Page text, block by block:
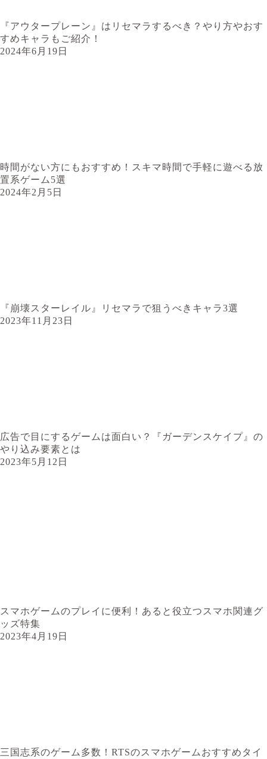
『アウタープレーン』はリセマラするべき？やり方やおす
すめキャラもご紹介！
2024年6月19日
時間がない方にもおすすめ！スキマ時間で手軽に遊べる放
置系ゲーム5選
2024年2月5日
『崩壊スターレイル』リセマラで狙うべきキャラ3選
2023年11月23日
広告で目にするゲームは面白い？『ガーデンスケイプ』の
やり込み要素とは
2023年5月12日
スマホゲームのプレイに便利！あると役立つスマホ関連グ
ッズ特集
2023年4月19日
三国志系のゲーム多数！RTSのスマホゲームおすすめタイ